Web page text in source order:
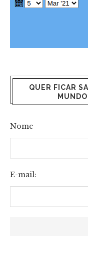
QUER FICAR
Nome
E-mail: